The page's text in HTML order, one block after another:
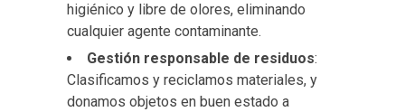
higiénico y libre de olores, eliminando
cualquier agente contaminante.
Gestión responsable de residuos:
Clasificamos y reciclamos materiales, y
donamos objetos en buen estado a